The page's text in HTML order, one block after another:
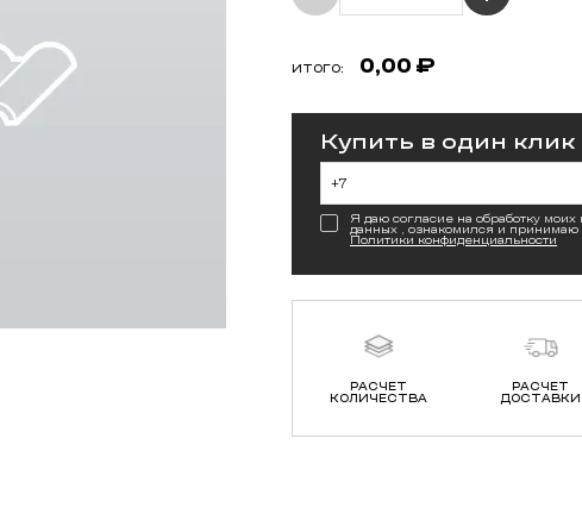
ИТОГО: 0,00 ₽
Купить в один клик
Я даю согласие на обработку
данных , ознакомился и принимаю
Политики конфиденциальности
РАСЧЕТ
КОЛИЧЕСТВА
РАСЧЕТ
ДОСТАВКИ